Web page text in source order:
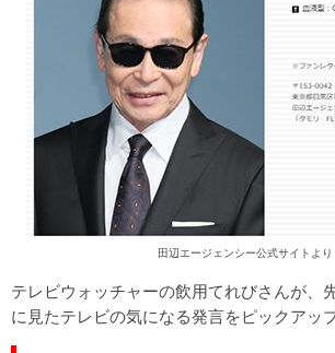
田辺エージェンシー公式サイトより
テレビウォッチャーの飲用てれびさんが、
に見たテレビの気になる発言をピックアッ